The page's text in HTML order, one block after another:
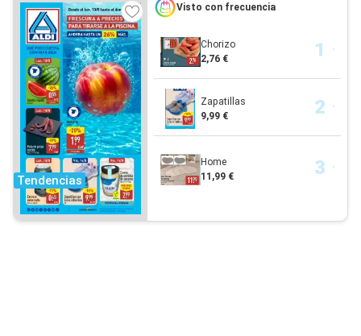
Tendencias
Visto con frecuencia
Chorizo
2,76 €
Zapatillas
9,99 €
Home
11,99 €